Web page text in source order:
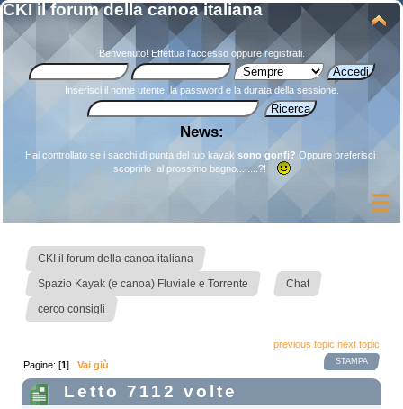
CKI il forum della canoa italiana
Benvenuto! Effettua l'accessooppureregistrati.
Inserisci il nome utente, la password e la durata della sessione.
News:
Hai controllato se i sacchi di punta del tuo kayak sono gonfi? Oppure preferisci
scoprirlo al prossimo bagno........?!
CKI il forum della canoa italiana
Spazio Kayak (e canoa) Fluviale e Torrente Chat
cerco consigli
previous topic next topic
STAMPA
Pagine: [1]Vai giù
Letto 7112 volte